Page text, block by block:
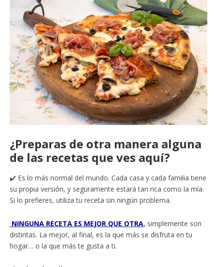
¿Preparas de otra manera alguna
de las recetas que ves aquí?
✔️ Es lo más normal del mundo. Cada casa y cada familia tiene
su propia versión, y seguramente estará tan rica como la mía.
Si lo prefieres, utiliza tu receta sin ningún problema.
NINGUNA RECETA ES MEJOR QUE OTRA, simplemente son
distintas. La mejor, al final, es la que más se disfruta en tu
hogar… o la que más te gusta a ti.